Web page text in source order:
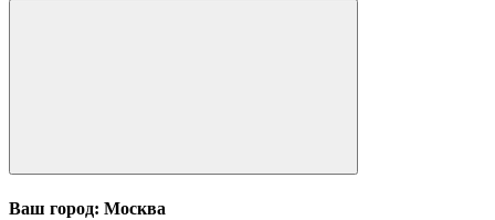
Ваш город: Москва